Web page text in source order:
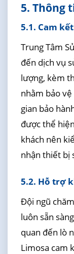
5. Thông
5.1. Cam
Trung Tâm
đến dịch vụ
lượng, kèm
nhằm bảo
gian bảo
được thể
khách nên
nhận thiết bị
5.2. Hỗ trợ
Đội ngũ
luôn sẵn
quan đến lò
Limosa cam